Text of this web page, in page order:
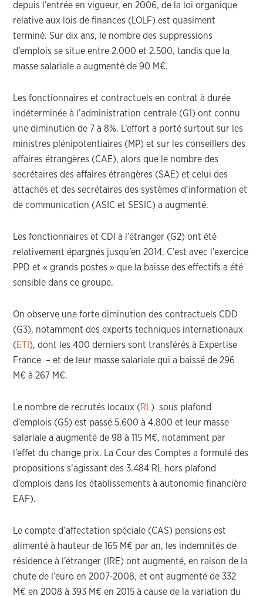
depuis l’entrée en vigueur, en 2006, de la loi organique
relative aux lois de finances (LOLF) est quasiment
terminé. Sur dix ans, le nombre des suppressions
d’emplois se situe entre 2.000 et 2.500, tandis que la
masse salariale a augmenté de 90 M€.
Les fonctionnaires et contractuels en contrat à durée
indéterminée à l’administration centrale (G1) ont connu
une diminution de 7 à 8%. L’effort a porté surtout sur les
ministres plénipotentiaires (MP) et sur les conseillers des
affaires étrangères (CAE), alors que le nombre des
secrétaires des affaires étrangères (SAE) et celui des
attachés et des secrétaires des systèmes d’information et
de communication (ASIC et SESIC) a augmenté.
Les fonctionnaires et CDI à l’étranger (G2) ont été
relativement épargnés jusqu’en 2014. C’est avec l’exercice
PPD et « grands postes » que la baisse des effectifs a été
sensible dans ce groupe.
On observe une forte diminution des contractuels CDD
(G3), notamment des experts techniques internationaux
(ETI ), dont les 400 derniers sont transférés à Expertise
France – et de leur masse salariale qui a baissé de 296
M€ à 267 M€.
Le nombre de recrutés locaux (RL ) sous plafond
d’emplois (G5) est passé 5.600 à 4.800 et leur masse
salariale a augmenté de 98 à 115 M€, notamment par
l’effet du change prix. La Cour des Comptes a formulé des
propositions s’agissant des 3.484 RL hors plafond
d’emplois dans les établissements à autonomie financière
EAF).
Le compte d’affectation spéciale (CAS) pensions est
alimenté à hauteur de 165 M€ par an, les indemnités de
résidence à l’étranger (IRE) ont augmenté, en raison de la
chute de l’euro en 2007-2008, et ont augmenté de 332
M€ en 2008 à 393 M€ en 2015 à cause de la variation du